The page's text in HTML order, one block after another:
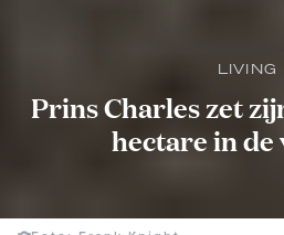
LIVING
Prins Charles zet
hectare in de